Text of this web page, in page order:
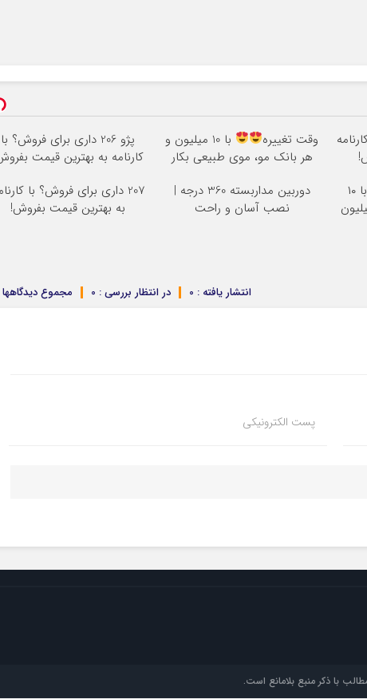
وقت تغییره
با 10 میلیون و
هر بانک مو، موی طبیعی بکار
پژو 206 داری برای فروش؟ با
کارنامه به بهترین قیمت
بلفاروپلاستی پلک پایین با ۱۰
دوربین مداربسته 360 درجه |
نصب آسان و راحت
207 داری برای فروش؟ با
به بهترین قیمت بفروش!
مجموع دیدگاهها در انتظار بررسی : 0 انتشار یافته : 0
پست الکترونیکی
با ذکر منبع بلامانع است.